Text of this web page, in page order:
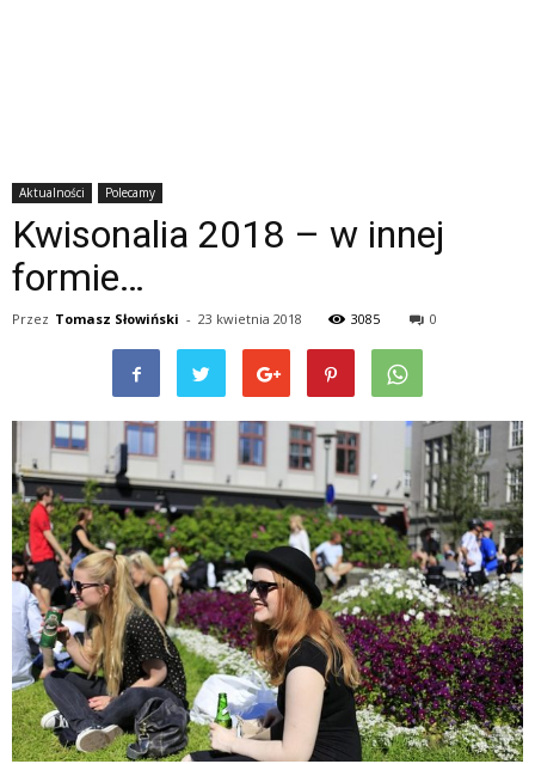
Aktualności Polecamy
Kwisonalia 2018 – w innej
formie…
Przez Tomasz Słowiński - 23 kwietnia 2018 3085 0